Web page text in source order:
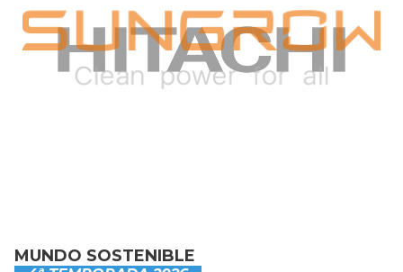
MUNDO SOSTENIBLE